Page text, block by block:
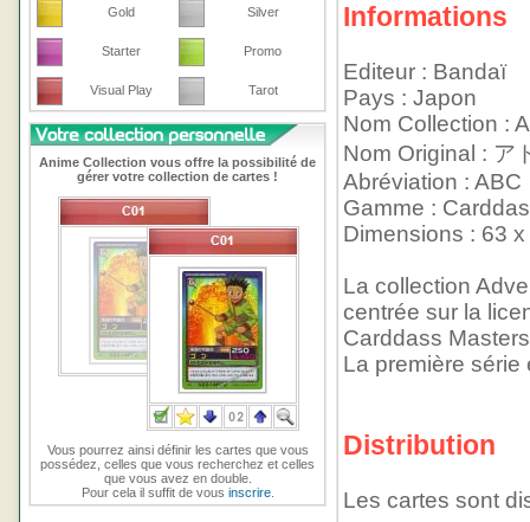
Gold Silver
Starter Promo
Visual Play Tarot
Anime Collection vous offre la possibilité de
gérer votre collection de cartes !
Vous pourrez ainsi définir les cartes que vous
possédez, celles que vous recherchez et celles
que vous avez en double.
Pour cela il suffit de vous inscrire.
Informations
Editeur : Bandaï
Pays : Japon
Nom Collection :
Nom Original : ア
Abréviation : ABC
Gamme :
Dimensions : 63
La collection
centrée sur la
Carddass
La première série
Distribution
Les cartes sont